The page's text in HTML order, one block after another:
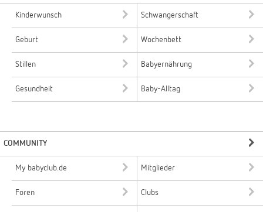
Kinderwunsch Schwangerschaft
Geburt Wochenbett
Stillen Babyernährung
Gesundheit Baby-Alltag
COMMUNITY
My babyclub.de Mitglieder
Foren Clubs